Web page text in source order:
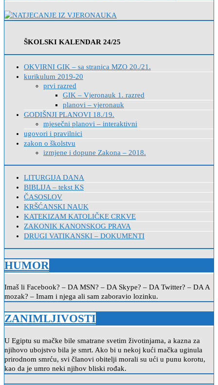
ŠKOLSKI KALENDAR 24/25
OKVIRNI GIK – sa stranica MZO 20./21.
kurikulum 2019-20
prvi razred
GIK – Vjeronauk 1. razred
planovi – vjeronauk
GODIŠNJI PLANOVI 18./19.
mjesečni planovi – interaktivni
ugovori i pravilnici
zakon o školstvu
izmjene i dopune Zakona – 2018.
LITURGIJA DANA
BIBLIJA – tekst KS
ČASOSLOV
KRŠĆANSKI NAUK
KATEKIZAM KATOLIČKE CRKVE
ZAKONIK KANONSKOG PRAVA
DRUGI VATIKANSKI – DOKUMENTI
HUMOR
Imaš li Facebook? – DA MSN? – DA Skype? – DA Twitter? – DA A
mozak? – Imam i njega ali sam zaboravio lozinku.
ZANIMLJIVOSTI
U Egiptu su mačke bile smatrane svetim životinjama, a kazna za
njihovo ubojstvo bila je smrt. Ako bi u nekoj kući mačka uginula
prirodnom smrću, svi članovi obitelji morali su ući u punu korotu,
kao da je umro neki njihov bliski rođak.